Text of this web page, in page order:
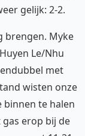
gelijk: 2-2.
brengen. Myke
Le/Nhu
met
wisten onze
binnen te halen
erop bij de